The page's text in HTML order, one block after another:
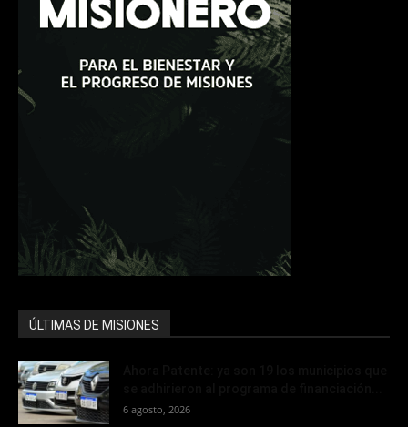
ÚLTIMAS DE MISIONES
6 agosto, 2026